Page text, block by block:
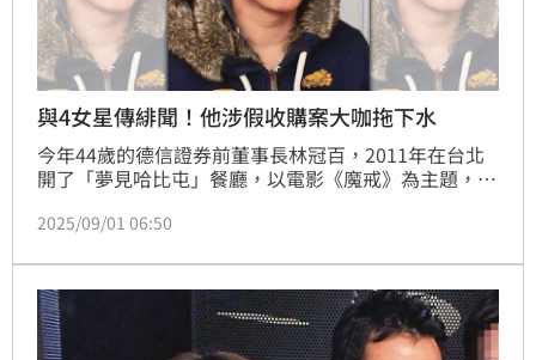
與4女星傳緋聞！他涉假收購案大咖拖下水
今年44歲的德信證券前董事長林冠百，2011年在台北
開了「夢見哈比屯」餐廳，以電影《魔戒》為主題，吸
不僅跟基隆市長謝國樑、秀泰集團小開廖偉銘交情好，
張景嵐等都傳過緋聞，猶如女星收割機。後來林搭上中
國金主，只開過餐廳的他，2017年竟空降成為德信證
券董事長。
2025/09/01 06:50